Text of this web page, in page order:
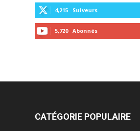
4,215 Suiveurs
5,720 Abonnés
CATÉGORIE POPULAIRE